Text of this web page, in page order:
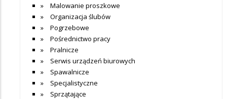
Malowanie proszkowe
Organizacja ślubów
Pogrzebowe
Pośrednictwo pracy
Pralnicze
Serwis urządzeń biurowych
Spawalnicze
Specjalistyczne
Sprzątające